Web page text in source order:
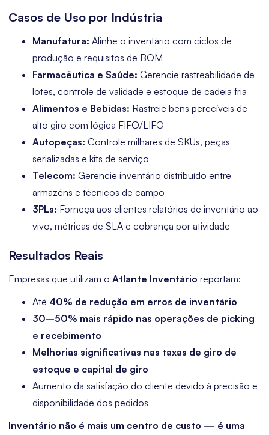
Casos de Uso por Indústria
Manufatura: Alinhe o inventário com ciclos de
produção e requisitos de BOM
Farmacêutica e Saúde: Gerencie rastreabilidade de
lotes, controle de validade e estoque de cadeia fria
Alimentos e Bebidas: Rastreie bens perecíveis de
alto giro com lógica FIFO/LIFO
Autopeças: Controle milhares de SKUs, peças
serializadas e kits de serviço
Telecom: Gerencie inventário distribuído entre
armazéns e técnicos de campo
3PLs: Forneça aos clientes relatórios de inventário ao
vivo, métricas de SLA e cobrança por atividade
Resultados Reais
Empresas que utilizam o Atlante Inventário reportam:
Até 40% de redução em erros de inventário
30–50% mais rápido nas operações de picking
e recebimento
Melhorias significativas nas taxas de giro de
estoque e capital de giro
Aumento da satisfação do cliente devido à precisão e
disponibilidade dos pedidos
Inventário não é mais um centro de custo — é uma